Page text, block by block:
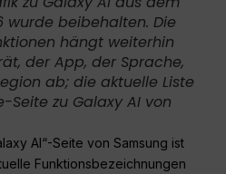
wurde beibehalten. Die
hängt weiterhin
der App, der Sprache,
ab; die aktuelle Liste
Seite zu Galaxy AI von
AI“-Seite von Samsung ist
Funktionsbezeichnungen